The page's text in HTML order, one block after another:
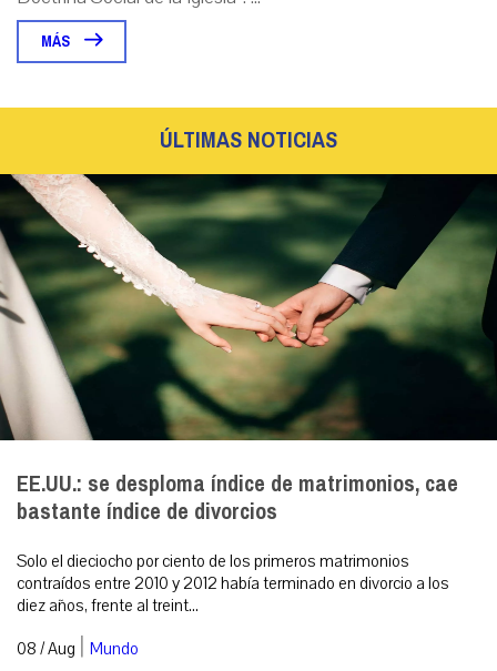
MÁS
ÚLTIMAS NOTICIAS
EE.UU.: se desploma índice de matrimonios, cae
bastante índice de divorcios
Solo el dieciocho por ciento de los primeros matrimonios
contraídos entre 2010 y 2012 había terminado en divorcio a los
diez años, frente al treint...
08 / Aug | Mundo